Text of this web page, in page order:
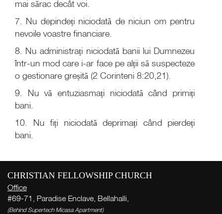
mai sărac decât voi.
7. Nu depindeți niciodată de niciun om pentru
nevoile voastre financiare.
8. Nu administrați niciodată banii lui Dumnezeu
într-un mod care i-ar face pe alții să suspecteze
o gestionare greșită (2 Corinteni 8:20,21).
9. Nu vă entuziasmați niciodată când primiți
bani.
10. Nu fiți niciodată deprimați când pierdeți
bani.
CHRISTIAN FELLOWSHIP CHURCH
Office
#69-71, Paradise Enclave, Bellahalli,
(Behind Supertech Micasa Apartment)